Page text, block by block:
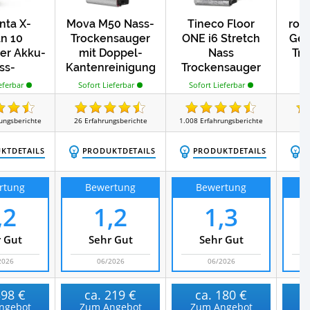
X-
10
Akku-
Mova M50 Nass-
Trockensauger
mit Doppel-
Kantenreinigung
Sofort Lieferbar
Tineco Floor
ONE i6 Stretch
Nass
Trockensauger
Sofort Lieferbar
26 Erfahrungsberichte 1.008 Erfahrungsberichte
PRODUKTDETAILS PRODUKTDETAILS
Gut
Bewertung
1,2
Sehr Gut
06/2026
Bewertung
1,3
Sehr Gut
06/2026
€ ca.219 €
Zum Angebot
ca. 180 €
Zum Angebot